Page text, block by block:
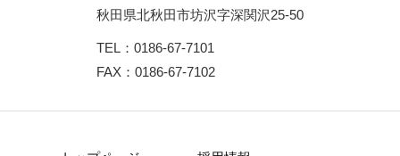
秋田県北秋田市坊沢字深関沢25-50
TEL：0186-67-7101
FAX：0186-67-7102